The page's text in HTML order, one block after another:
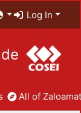
Log In
All of